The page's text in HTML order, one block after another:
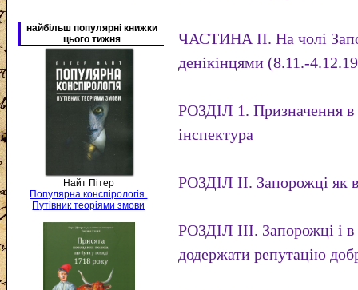
найбільш популярні книжки
цього тижня
Найт Пітер
Популярна конспірологія.
Путівник теоріями змови
ЧАСТИНА II. На чолі
денікінцями (8.11.-
РОЗДІЛ 1. Призначення в
інспектура
РОЗДІЛ II. Запорожці як
РОЗДІЛ III. Запорожці і в
додержати репутацію